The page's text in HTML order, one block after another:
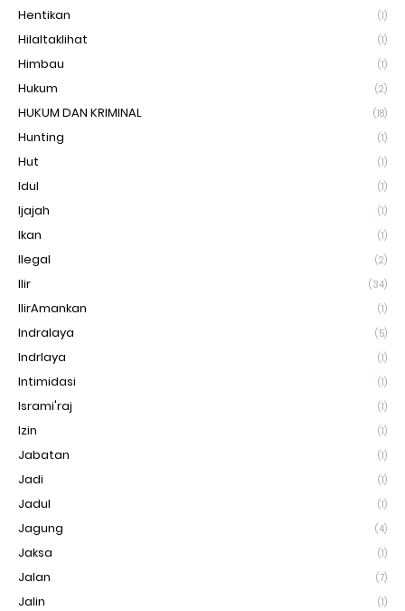
Hentikan (1)
Hilaltaklihat (1)
Himbau (1)
Hukum (2)
HUKUM DAN KRIMINAL (18)
Hunting (1)
Hut (1)
Idul (1)
Ijajah (1)
Ikan (1)
Ilegal (2)
Ilir (34)
IlirAmankan (1)
Indralaya (5)
Indrlaya (1)
Intimidasi (1)
Isrami'raj (1)
Izin (1)
Jabatan (1)
Jadi (1)
Jadul (1)
Jagung (4)
Jaksa (1)
Jalan (7)
Jalin (1)